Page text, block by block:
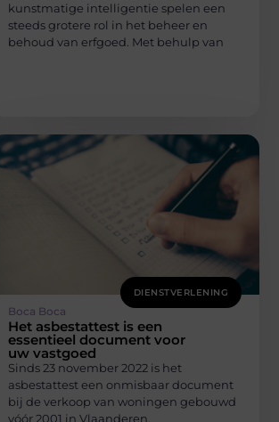
kunstmatige intelligentie spelen een
steeds grotere rol in het beheer en
behoud van erfgoed. Met behulp van
DIENSTVERLENING
Boca Boca
Het asbestattest is een
essentieel document voor
uw vastgoed
Sinds 23 november 2022 is het
asbestattest een onmisbaar document
bij de verkoop van woningen gebouwd
vóór 2001 in Vlaanderen.